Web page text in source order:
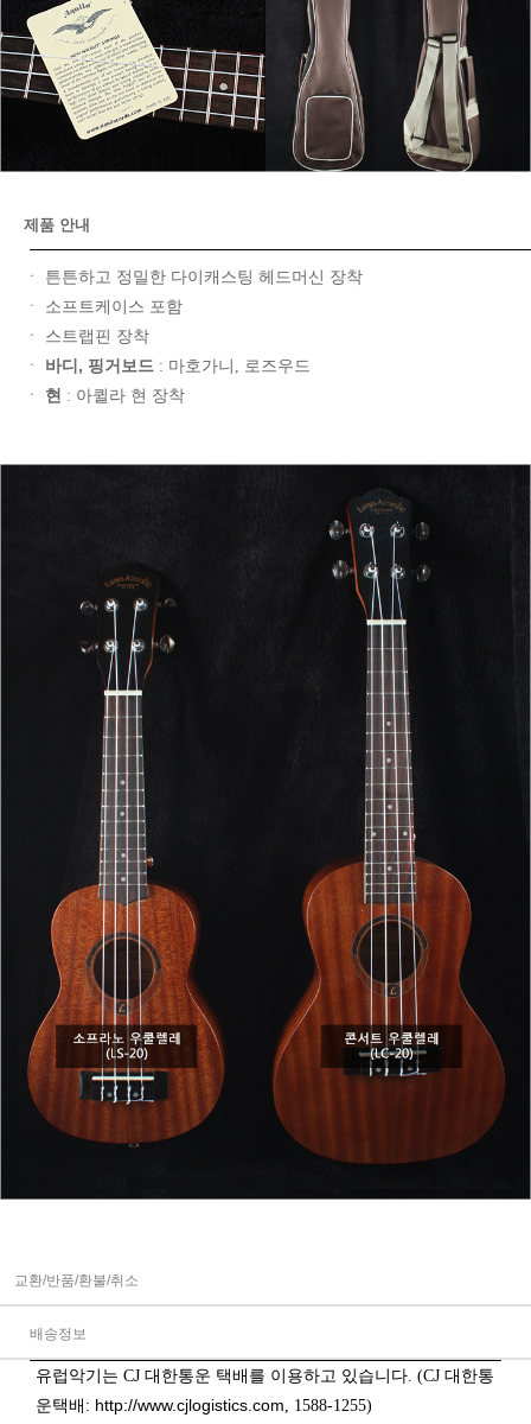
제품 안내
ㆍ 튼튼하고 정밀한 다이캐스팅 헤드머신 장착
ㆍ 소프트케이스 포함
ㆍ 스트랩핀 장착
ㆍ 바디, 핑거보드 : 마호가니, 로즈우드
ㆍ 현 : 아퀼라 현 장착
교환/반품/환불/취소
배송정보
유럽악기는 CJ 대한통운 택배를 이용하고 있습니다. (CJ 대한통
운택배: http://www.cjlogistics.com , 1588-1255)